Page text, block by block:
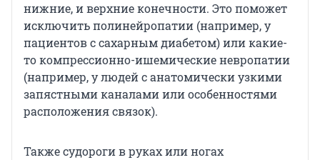
нижние, и верхние конечности. Это поможет
исключить полинейропатии (например, у
пациентов с сахарным диабетом) или какие-
то компрессионно-ишемические невропатии
(например, у людей с анатомически узкими
запястными каналами или особенностями
расположения связок).
Также судороги в руках или ногах